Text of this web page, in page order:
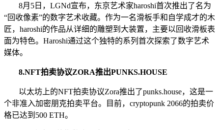
8月5日，LGNd宣布，东京艺术家haroshi首次推出了名为
“回收像素”的数字艺术收藏。作为一名滑板手和自学成才的木
匠，haroshi的作品从详细的雕塑到大装置，主要以回收滑板表
面为特色。Haroshi通过这个独特的系列首次探索了数字艺术
媒体。
8.NFT拍卖协议ZORA推出PUNKS.HOUSE
以太坊上的NFT拍卖协议Zora推出了punks.house，这是一
个非准入加密朋克拍卖平台。目前，cryptopunk 2066的拍卖价
格已达到500 ETH。